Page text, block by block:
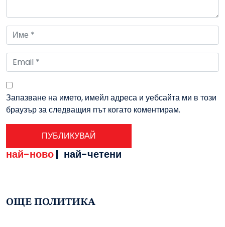
Запазване на името, имейл адреса и уебсайта ми в този
браузър за следващия път когато коментирам.
най-ново| най-четени
ОЩЕ ПОЛИТИКА